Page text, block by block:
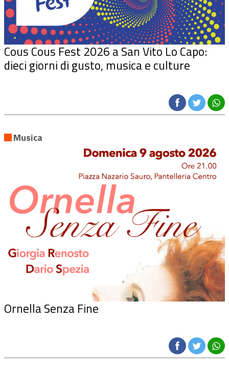
Cous Cous Fest 2026 a San Vito Lo Capo:
dieci giorni di gusto, musica e culture
Musica
Ornella Senza Fine